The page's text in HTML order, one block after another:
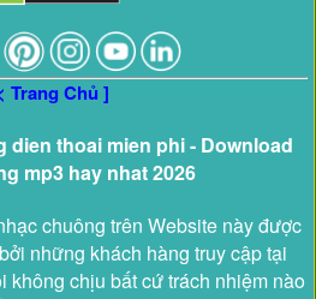
Trang Chủ ]
dien thoai mien phi - Download
mp3 hay nhat 2026
chuông trên Website này được
những khách hàng truy cập tại
không chịu bất cứ trách nhiệm nào